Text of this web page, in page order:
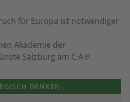
für Europa ist notwendiger
Akademie der
Salzburg am C·A·P
DENKEN